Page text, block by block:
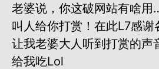
老婆说，你这破网站有啥
叫人给你打赏！在此L7感
让我老婆大人听到打赏的声
给我吃lol